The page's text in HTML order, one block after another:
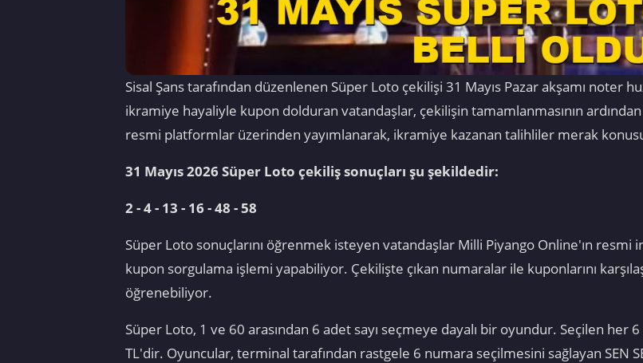
Sisal Şans tarafından düzenlenen Süper Loto çekilişi 31 Mayıs Pazar akşamı noter
ikramiye hayaliyle kupon dolduran vatandaşlar, çekilişin tamamlanmasının ardından
resmi platformlar üzerinden yayımlanarak, ikramiye kazanan talihliler merak
31 Mayıs 2026 Süper Loto çekiliş sonuçları şu şekildedir:
2 - 4 - 13 - 16 - 48 - 58
Süper Loto sonuçlarını öğrenmek isteyen vatandaşlar Milli Piyango Online'ın
kupon sorgulama işlemi yapabiliyor. Çekilişte çıkan numaralar ile kuponlarını
öğrenebiliyor.
Süper Loto, 1 ve 60 arasından 6 adet sayı seçmeye dayalı bir oyundur. Seçilen
TL'dir. Oyuncular, terminal tarafından rastgele 6 numara seçilmesini sağlayan SEN